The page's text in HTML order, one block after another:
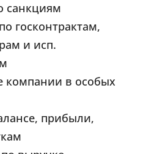
санкциям
госконтрактам,
и исп.
компании в особых
прибыли,